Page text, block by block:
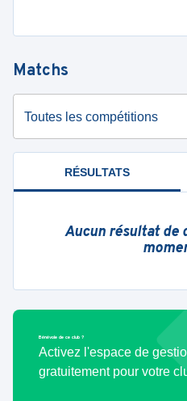
Matchs
Toutes les compétitions
RÉSULTATS
Aucun résultat de
Bénévole de ce club ?
Activez l'espace de
gratuitement pour votre